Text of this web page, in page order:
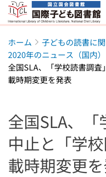
本文へ移動
ホーム
子どもの読書に
2020年のニュース（国内）
全国SLA、「学校読書調
載時期変更を発表
全国SLA、「
中止と「学
載時期変更